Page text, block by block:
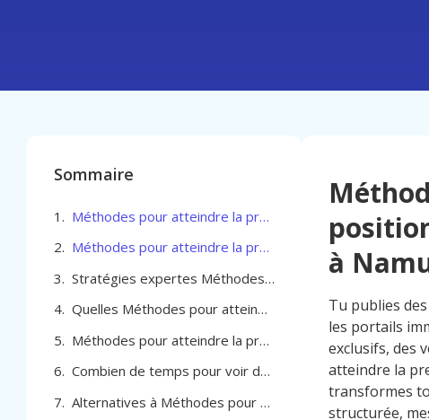
Sommaire
Méthodes pour atteindre la première position sur Google pour Agent immobilier à Namur
Méthodes pour atteindre la première position sur Google pour Agent immobilier à Namur
Stratégies expertes Méthodes pour atteindre la première position sur Google pour Agent immobilier à Namur
Quelles Méthodes pour atteindre la première position sur Google pour Agent immobilier à Namur
Méthodes pour atteindre la première position sur Google pour Agent immobilier à Namur
Combien de temps pour voir des résultats pour atteindre la première position sur Google à Namur
Alternatives à Méthodes pour atteindre la première position sur Google pour Agent immobilier à Namur
à
Tu publies
les portails
exclusifs, des
atteindre la
transformes
structurée,